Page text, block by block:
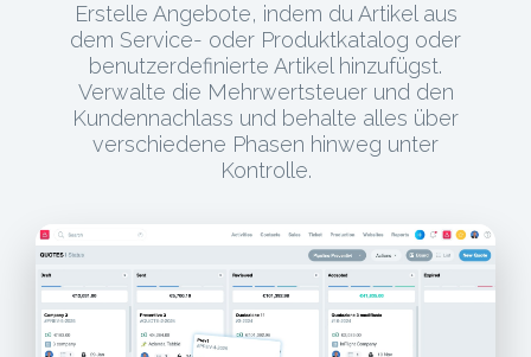
Erstelle Angebote, indem du Artikel aus
dem Service- oder Produktkatalog oder
benutzerdefinierte Artikel hinzufügst.
Verwalte die Mehrwertsteuer und den
Kundennachlass und behalte alles über
verschiedene Phasen hinweg unter
Kontrolle.